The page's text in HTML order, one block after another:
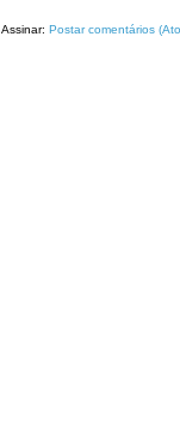
Assinar: Postar comentários